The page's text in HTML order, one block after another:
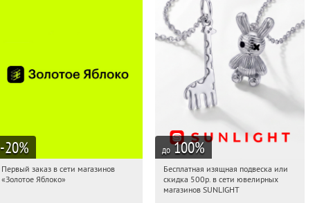
-20%
21:28:25
Получи первым!
Первый заказ в сети магазинов
«Золотое Яблоко»
до 100%
21:28:25 Получили:
Россия
Бесплатная изящная подвеска или
скидка 500р. в сети ювелирных
магазинов SUNLIGHT